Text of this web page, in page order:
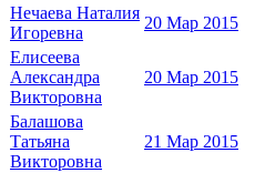
Нечаева Наталия
Игоревна
20 Мар 2015
Елисеева
Александра
Викторовна
20 Мар 2015
Балашова
Татьяна
Викторовна
21 Мар 2015